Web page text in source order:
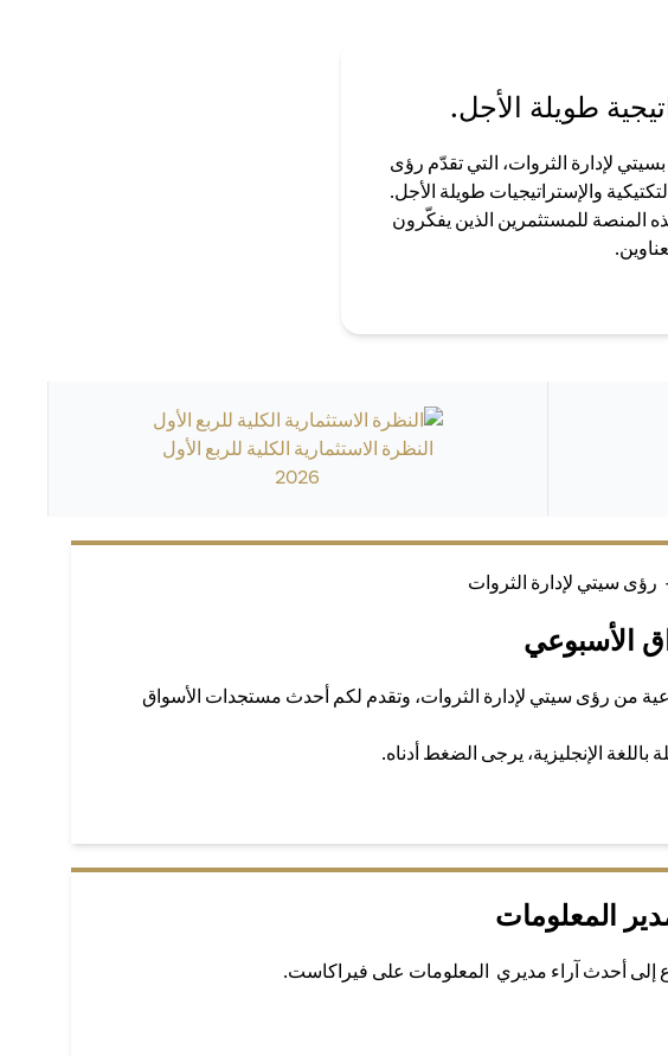
طويلة الأجل.
لإدارة الثروات، التي تقدّم رؤى
والإستراتيجيات طويلة الأجل.
المنصة للمستثمرين الذين يفكّرون
النظرة الاستثمارية الكلية للربع الأول
2026
رؤى سيتي لإدارة الثروات
الأسبوعي
من رؤى سيتي لإدارة الثروات، وتقدم لكم أحدث مستجدات الأسواق
باللغة الإنجليزية، يرجى الضغط أدناه.
المعلومات
إلى أحدث آراء مديري المعلومات على فيراكاست.